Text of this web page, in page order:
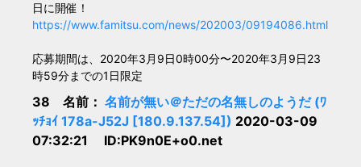
日に開催！
https://www.famitsu.com/news/202003/09194086.html
応募期間は、2020年3月9日0時00分〜2020年3月9日23
時59分までの1日限定
38 名前： 名前が無い＠ただの名無しのようだ (ﾜ
ｯﾁｮｲ 178a-J52J [180.9.137.54]) 2020-03-09
07:32:21 ID:PK9n0E+o0.net